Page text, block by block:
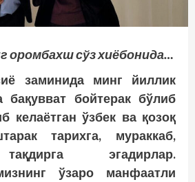
оромбахш сўз хиёбонида…
заминида минг йиллик
бойтерак бўлиб
келаётган ўзбек ва қозоқ
тарихга, мураккаб,
эгадирлар.
ўзаро манфаатли